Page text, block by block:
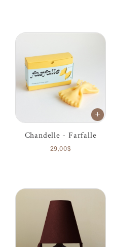
Chandelle - Farfalle
29,00$